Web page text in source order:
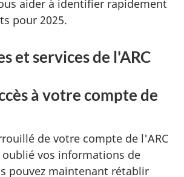
aider à identifier rapidement
pour 2025.
et services de l'ARC
à votre compte de
de votre compte de l'ARC
oublié vos informations de
pouvez maintenant rétablir